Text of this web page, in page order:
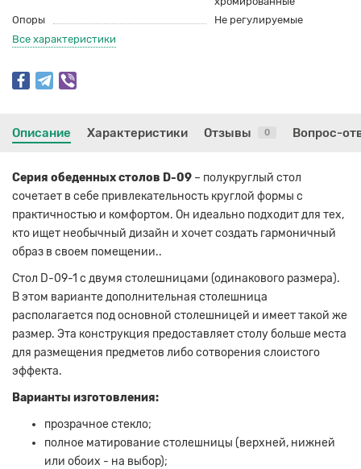
Опоры
Не регулируемые
Все характеристики
Описание Характеристики Отзывы 0 Вопрос-
Серия обеденных столов D-09 – полукруглый стол
сочетает в себе привлекательность круглой формы с
практичностью и комфортом. Он идеально подходит для тех,
кто ищет необычный дизайн и хочет создать гармоничный
образ в своем помещении..
Стол D-09-1 с двумя столешницами (одинакового размера).
В этом варианте дополнительная столешница
располагается под основной столешницей и имеет такой же
размер. Эта конструкция предоставляет столу больше места
для размещения предметов либо сотворения слоистого
эффекта.
Варианты изготовления:
прозрачное стекло;
полное матирование столешницы (верхней, нижней
или обоих - на выбор);